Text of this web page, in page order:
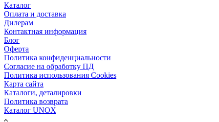
Каталог
Оплата и доставка
Дилерам
Контактная информация
Блог
Оферта
Политика конфиденциальности
Согласие на обработку ПД
Политика использования Cookies
Карта сайта
Каталоги, деталировки
Политика возврата
Каталог UNOX